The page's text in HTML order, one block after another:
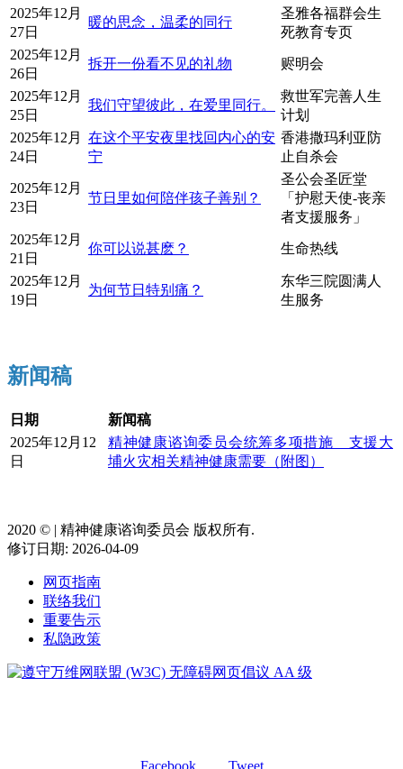
2025年12月
27日
暖的思念，温柔的同行
圣雅各福群会生
死教育专页
2025年12月
26日
拆开一份看不见的礼物 赆明会
2025年12月
25日
我们守望彼此，在爱里同行。
救世军完善人生
计划
2025年12月
24日
在这个平安夜里找回内心的安
宁
香港撒玛利亚防
止自杀会
2025年12月
23日
节日里如何陪伴孩子善别？
圣公会圣匠堂
「护慰天使-丧亲
者支援服务」
2025年12月
21日
你可以说甚麽？ 生命热线
2025年12月
19日
为何节日特别痛？
东华三院圆满人
生服务
新闻稿
日期
新闻稿
2025年12月12
日
精神健康谘询委员会统筹多项措施 支援大
埔火灾相关精神健康需要（附图）
2020 ©️ | 精神健康谘询委员会 版权所有.
修订日期: 2026-04-09
网页指南
联络我们
重要告示
私隐政策